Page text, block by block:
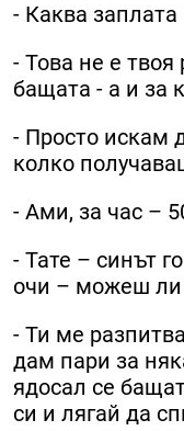
- Каква
- Това не е
бащата - а и за
- Просто искам
колко
- Ами, за час –
- Тате – синът
очи – можеш ли
- Ти ме
дам пари за
ядосал се
си и лягай да